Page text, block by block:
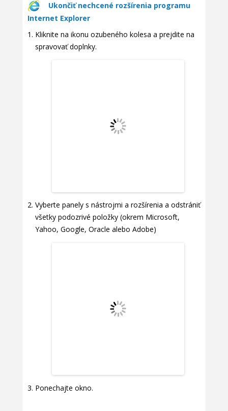
Ukončiť nechcené rozšírenia programu
Internet Explorer
Kliknite na ikonu ozubeného kolesa a prejdite na
spravovať doplnky.
Vyberte panely s nástrojmi a rozšírenia a odstrániť
všetky podozrivé položky (okrem Microsoft,
Yahoo, Google, Oracle alebo Adobe)
Ponechajte okno.